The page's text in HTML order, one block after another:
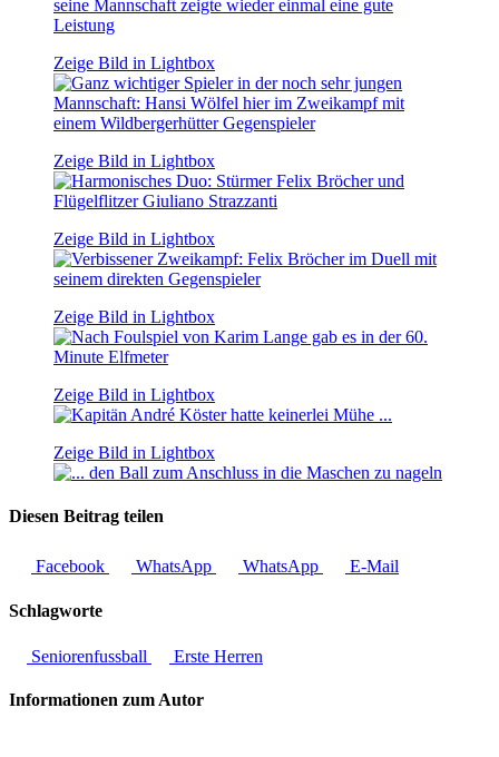
Zeige Bild in Lightbox
Zeige Bild in Lightbox
Zeige Bild in Lightbox
Zeige Bild in Lightbox
Zeige Bild in Lightbox
Zeige Bild in Lightbox
Diesen Beitrag teilen
Facebook WhatsApp WhatsApp E-Mail
Schlagworte
Seniorenfussball Erste Herren
Informationen zum Autor